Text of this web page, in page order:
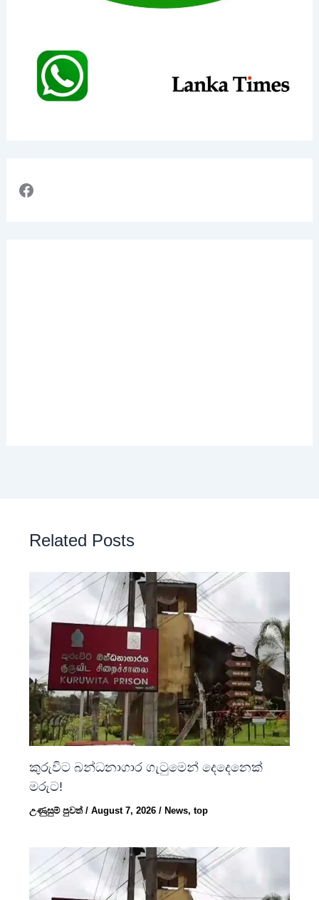
Related Posts
කුරුවිට බන්ධනාගාර ගැටුමෙන් දෙදෙනෙක්
මරුට!
උණුසුම් පුවත්/August 7, 2026/ News,top